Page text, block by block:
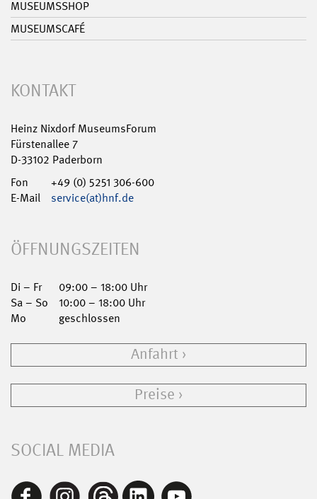
MUSEUMSSHOP
MUSEUMSCAFÉ
KONTAKT
Heinz Nixdorf MuseumsForum
Fürstenallee 7
D-33102 Paderborn
Fon
+49 (0) 5251 306-600
E-Mail
service(at)hnf.de
ÖFFNUNGSZEITEN
Di – Fr
09:00 – 18:00 Uhr
Sa – So
10:00 – 18:00 Uhr
Mo
geschlossen
Anfahrt
Preise
SOCIAL MEDIA